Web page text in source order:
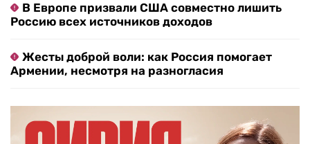
В Европе призвали США совместно лишить
Россию всех источников доходов
Жесты доброй воли: как Россия помогает
Армении, несмотря на разногласия